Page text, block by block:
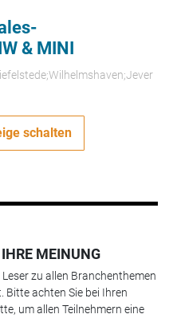
& MINI
schalten
MEINUNG
zu allen Branchenthemen
achten Sie bei Ihren
um allen Teilnehmern eine